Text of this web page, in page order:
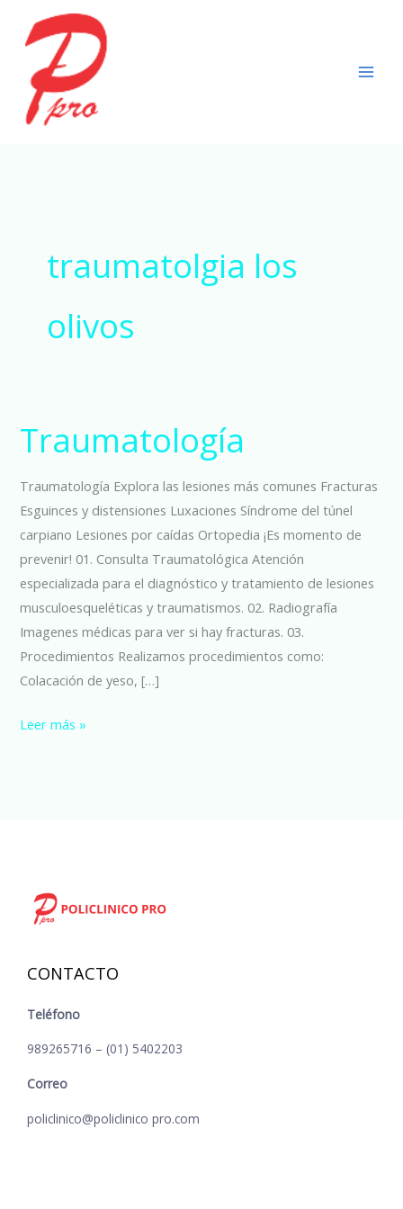
contenido
traumatolgia los
olivos
Traumatología
Traumatología Explora las lesiones más comunes Fracturas
Esguinces y distensiones Luxaciones Síndrome del túnel
carpiano Lesiones por caídas Ortopedia ¡Es momento de
prevenir! 01. Consulta Traumatológica Atención
especializada para el diagnóstico y tratamiento de lesiones
musculoesqueléticas y traumatismos. 02. Radiografía
Imagenes médicas para ver si hay fracturas. 03.
Procedimientos Realizamos procedimientos como:
Colacación de yeso, […]
Traumatología
Leer más »
CONTACTO
Teléfono
989265716 – (01) 5402203
Correo
policlinico@policlinico pro.com